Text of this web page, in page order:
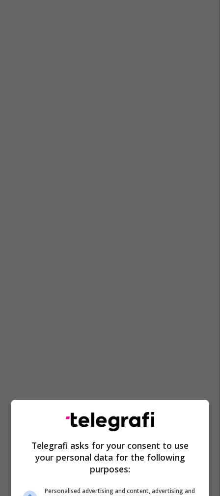
Gjykata E Lartë E Maqedonisë Gjyqësia Në Maqedoni
Telegrafi asks for your consent to use
your personal data for the following
purposes:
Personalised advertising and content, advertising and